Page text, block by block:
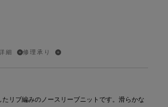
細 修理承り
リブ編みのノースリーブニットです。滑らかな